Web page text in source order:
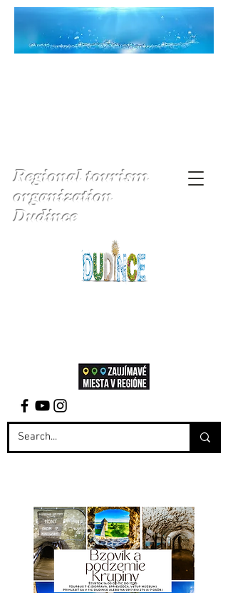
Regional tourism
organization
Dudince